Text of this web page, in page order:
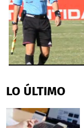
of
40
LO ÚLTIMO